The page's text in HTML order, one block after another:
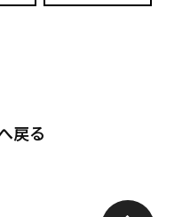
戻る